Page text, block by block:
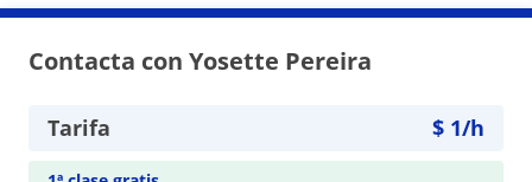
Contacta con Yosette Pereira
Tarifa $ 1/h